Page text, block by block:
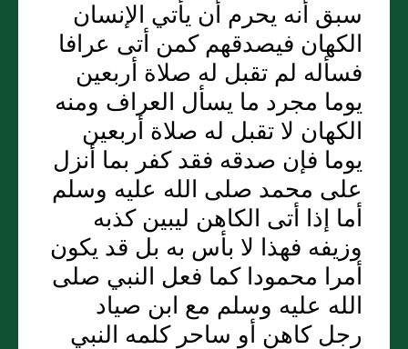
سبق أنه يحرم أن يأتي الإنسان
الكهان فيصدقهم كمن أتى عرافا
فسأله لم تقبل له صلاة أربعين
يوما مجرد ما يسأل العراف ومنه
الكهان لا تقبل له صلاة أربعين
يوما فإن صدقه فقد كفر بما أنزل
على محمد صلى الله عليه وسلم
أما إذا أتى الكاهن ليبين كذبه
وزيفه فهذا لا بأس به بل قد يكون
أمرا محمودا كما فعل النبي صلى
الله عليه وسلم مع ابن صياد
رجل كاهن أو ساحر كلمه النبي